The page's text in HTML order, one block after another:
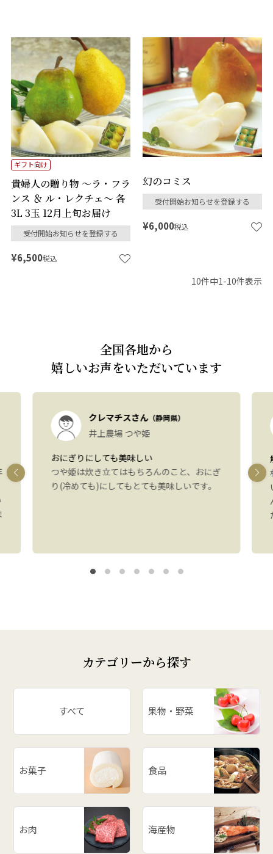
貴婦人の贈り物 ～ラ・フラ
ンス ＆ ル・レクチェ～ 各
3L 3玉 12月上旬お届け
ギフト向け
受付開始お知らせを登録する
¥6,500税込
幻のコミス
受付開始お知らせを登録する
¥6,000税込
10件中1 -10件表示
全国各地から
嬉しいお声をいただいています
クレマチスさん（静岡県）
井上農場 つや姫
おにぎりにしても美味しい
つや姫は炊き立てはもちろんのこと、おにぎ
り(冷めても)にしてもとても美味しいです。
カテゴリーから探す
すべて 果物・野菜
お菓子 食品
お肉 海産物